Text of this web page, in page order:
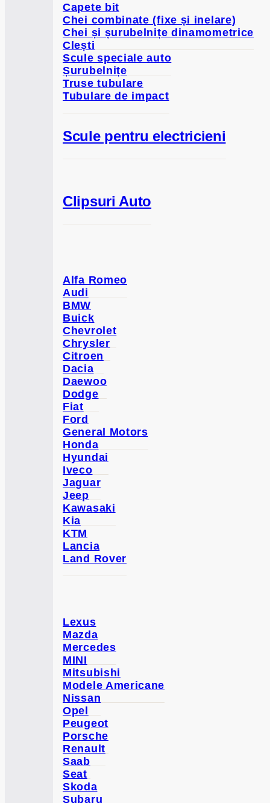
Capete bit
Chei combinate (fixe și inelare)
Chei și șurubelnițe dinamometrice
Clești
Scule speciale auto
Șurubelnițe
Truse tubulare
Tubulare de impact
Scule pentru electricieni
Clipsuri Auto
Alfa Romeo
Audi
BMW
Buick
Chevrolet
Chrysler
Citroen
Dacia
Daewoo
Dodge
Fiat
Ford
General Motors
Honda
Hyundai
Iveco
Jaguar
Jeep
Kawasaki
Kia
KTM
Lancia
Land Rover
Lexus
Mazda
Mercedes
MINI
Mitsubishi
Modele Americane
Nissan
Opel
Peugeot
Porsche
Renault
Saab
Seat
Skoda
Subaru